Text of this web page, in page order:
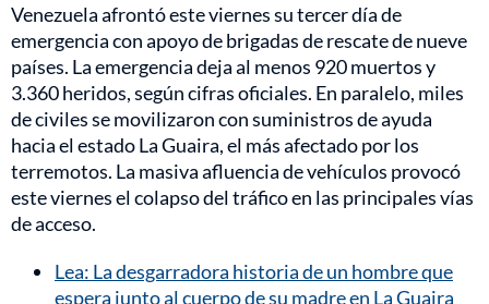
Venezuela afrontó este viernes su tercer día de
emergencia con apoyo de brigadas de rescate de nueve
países. La emergencia deja al menos 920 muertos y
3.360 heridos, según cifras oficiales. En paralelo, miles
de civiles se movilizaron con suministros de ayuda
hacia el estado La Guaira, el más afectado por los
terremotos. La masiva afluencia de vehículos provocó
este viernes el colapso del tráfico en las principales vías
de acceso.
Lea: La desgarradora historia de un hombre que
espera junto al cuerpo de su madre en La Guaira